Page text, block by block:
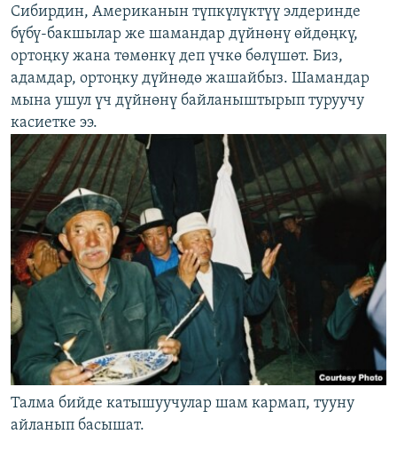
Сибирдин, Американын түпкүлүктүү элдеринде
бүбү-бакшылар же шамандар дүйнөнү өйдөңкү,
ортоңку жана төмөнкү деп үчкө бөлүшөт. Биз,
адамдар, ортоңку дүйнөдө жашайбыз. Шамандар
мына ушул үч дүйнөнү байланыштырып туруучу
касиетке ээ.
Талма бийде катышуучулар шам кармап, тууну
айланып басышат.